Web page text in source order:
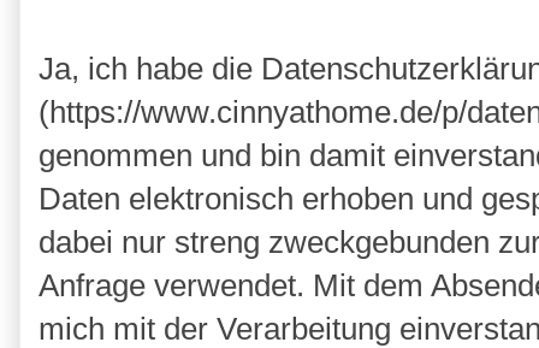
Ja, ich habe die
(https://www.cinnyathome.de/p/
genommen und bin damit
Daten elektronisch erhoben und
dabei nur streng zweckgebunden
Anfrage verwendet. Mit dem
mich mit der Verarbeitung